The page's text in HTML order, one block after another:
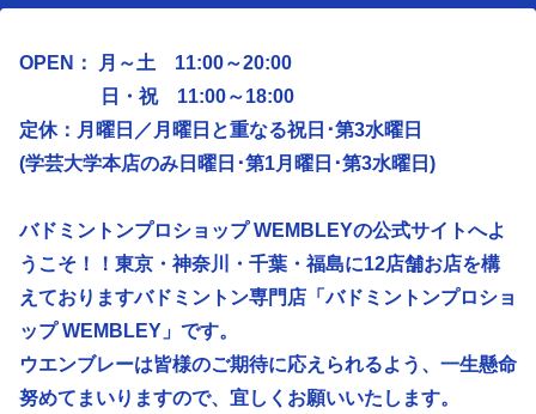
OPEN： 月～土 11:00～20:00
日・祝 11:00～18:00
定休：月曜日／ 月曜日と重なる祝日･第3水曜日
(学芸大学本店のみ日曜日･第1月曜日･第3水曜日)
バドミントンプロショップ WEMBLEYの公式サイトへよ
うこそ！！東京・神奈川・千葉・福島に12店舗お店を構
えておりますバドミントン専門店「バドミントンプロショ
ップ WEMBLEY」です。
ウエンブレーは皆様のご期待に応えられるよう、 一生懸命
努めてまいりますので、宜しくお願いいたします。